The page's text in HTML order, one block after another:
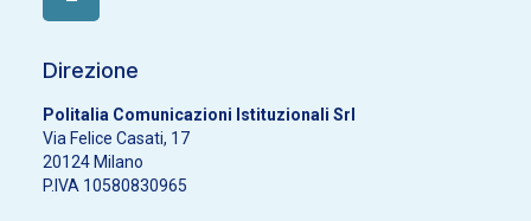
Direzione
Politalia Comunicazioni Istituzionali Srl
Via Felice Casati, 17
20124 Milano
P.IVA 10580830965